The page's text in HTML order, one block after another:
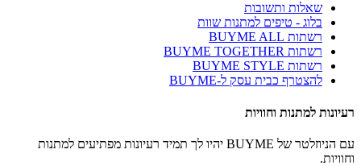
שאלות ותשובות
בלוג - טיפים למתנות שוות
רשתות BUYME ALL
רשתות BUYME TOGETHER
רשתות BUYME STYLE
להצטרף כבית עסק ל-BUYME
רעיונות למתנות וחוויות
עם הניוזלטר של BUYME יהיו לך תמיד רעיונות מפתיעים למתנות
וחוויות.